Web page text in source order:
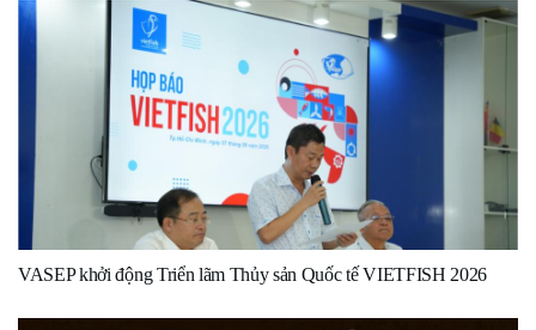
VASEP khởi động Triển lãm Thủy sản Quốc tế VIETFISH 2026